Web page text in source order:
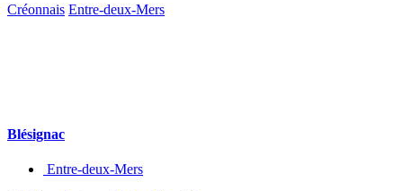
Créonnais Entre-deux-Mers
Blésignac
Entre-deux-Mers